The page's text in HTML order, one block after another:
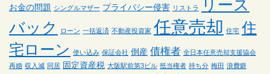
お金の問題 シングルマザー プライバシー侵害 リストラ
リース
バック
ローン 一括返済 不動産投資家 任意売却 住宅 住
宅ローン 使い込み 保証会社 倒産 債権者 全日本任意売却支援協会
再婚 収入減 同居 固定資産税 大阪駅前第3ビル 抵当権者 持ち分 梅田 浪費癖